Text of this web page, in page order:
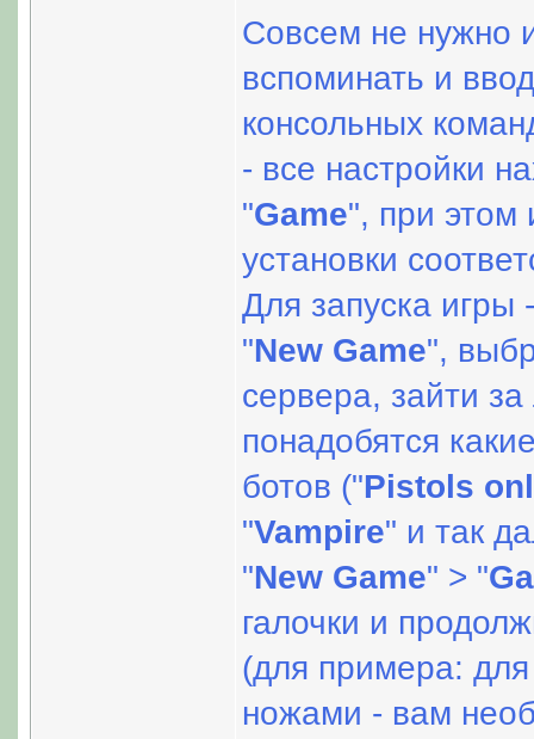
Совсем не нужно
вспоминать и
консольных
- все настройки
"Game", при этом
установки
Для запуска игры
"New Game",
сервера, зайти
понадобятся
ботов ("Pistols
"Vampire" и так
"New Game" > "
галочки и
(для примера: для
ножами - вам